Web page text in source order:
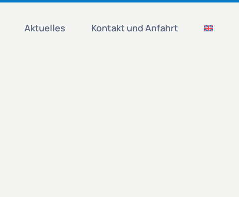
Aktuelles Kontakt und Anfahrt